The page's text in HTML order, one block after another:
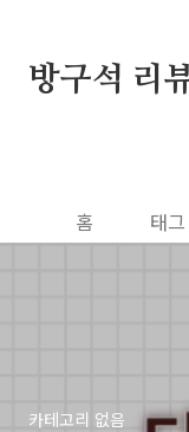
방구석 리
홈 태그
카테고리 없음